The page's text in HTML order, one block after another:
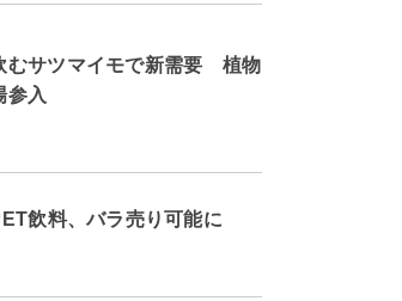
むサツマイモで新需要 植物
参入
飲料、バラ売り可能に